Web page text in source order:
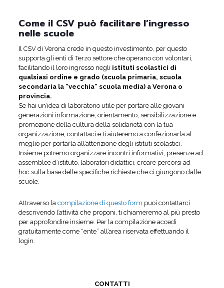
Come il CSV può facilitare l’ingresso
nelle scuole
Il CSV di Verona crede in questo investimento, per questo
supporta gli enti di Terzo settore che operano con volontari,
facilitando il loro ingresso negli istituti scolastici di
qualsiasi ordine e grado (scuola primaria, scuola
secondaria la “vecchia” scuola media) a Verona o
provincia.
Se hai un’idea di laboratorio utile per portare alle giovani
generazioni informazione, orientamento, sensibilizzazione e
promozione della cultura della solidarietà con la tua
organizzazione, contattaci e ti aiuteremo a confezionarla al
meglio per portarla all’attenzione degli istituti scolastici.
Insieme potremo organizzare incontri informativi, presenze ad
assemblee d’istituto, laboratori didattici, creare percorsi ad
hoc sulla base delle specifiche richieste che ci giungono dalle
scuole.
Attraverso la compilazione di questo form puoi contattarci
descrivendo l’attività che proponi, ti chiameremo al più presto
per approfondire insieme. Per la compilazione accedi
gratuitamente come “ente” all’area riservata effettuando il
login.
CONTATTI